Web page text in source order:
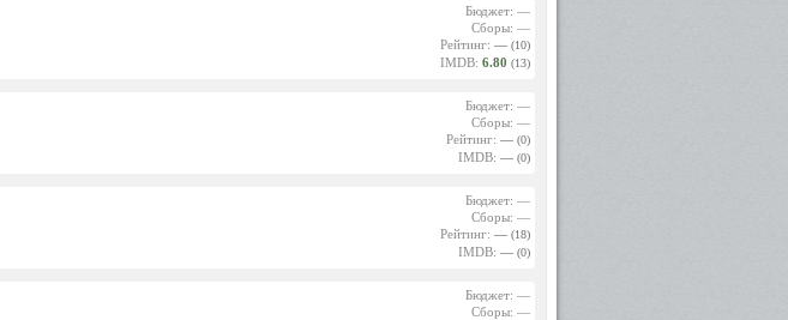
Бюджет: —
Сборы: —
Рейтинг: — (10)
IMDB: 6.80 (13)
Бюджет: —
Сборы: —
Рейтинг: — (0)
IMDB: — (0)
Бюджет: —
Сборы: —
Рейтинг: — (18)
IMDB: — (0)
Бюджет: —
Сборы: —